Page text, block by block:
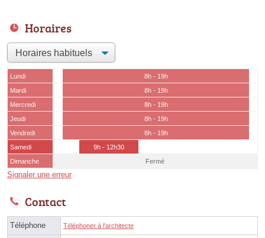
Horaires
Lundi
8h - 19h
Mardi
8h - 19h
Mercredi
8h - 19h
Jeudi
8h - 19h
Vendredi
8h - 19h
Samedi
9h - 12h30
Dimanche
Fermé
Signaler une erreur
Contact
Téléphone Téléphoner à l'architecte